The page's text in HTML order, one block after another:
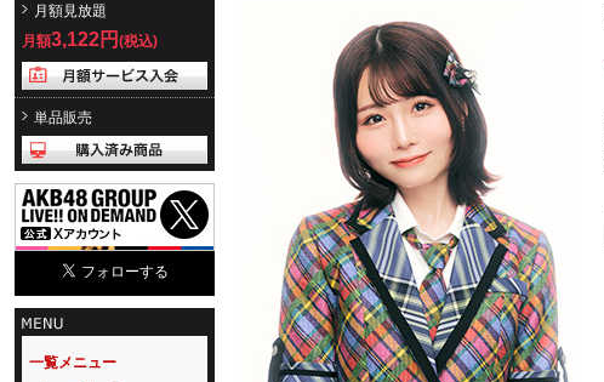
月額見放題
月額3,122円 (税込)
単品販売
一覧メニュー